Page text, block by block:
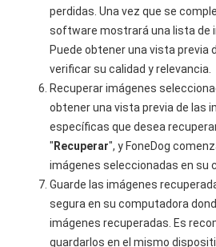
perdidas. Una vez que se
software mostrará una lista de
Puede obtener una vista previa
verificar su calidad y relevancia.
Recuperar imágenes
obtener una vista previa de las
específicas que desea
" Recuperar", y FoneDog
imágenes seleccionadas en su
Guarde las imágenes
segura en su computadora
imágenes recuperadas. Es
guardarlos en el mismo